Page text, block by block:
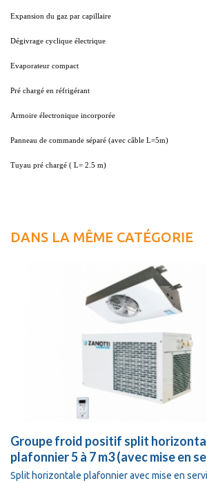
Expansion du gaz par capillaire
Dégivrage cyclique électrique
Evaporateur compact
Pré chargé en réfrigérant
Armoire électronique incorporée
Panneau de commande séparé (avec câble L=5m)
Tuyau pré chargé ( L= 2.5 m)
DANS LA MÊME CATÉGORIE
Groupe froid positif split
plafonnier 5 à 7 m3 (avec mise en
Split horizontale plafonnier avec mise en